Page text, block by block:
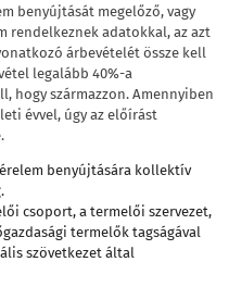
benyújtását megelőző, vagy
rendelkeznek adatokkal, az azt
árbevételét össze kell
legalább 40%-a
hogy származzon. Amennyiben
évvel, úgy az előírást
benyújtására kollektív
csoport, a termelői szervezet,
termelők tagságával
szövetkezet által